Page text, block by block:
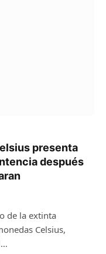
presenta
después
de la extinta
Celsius,